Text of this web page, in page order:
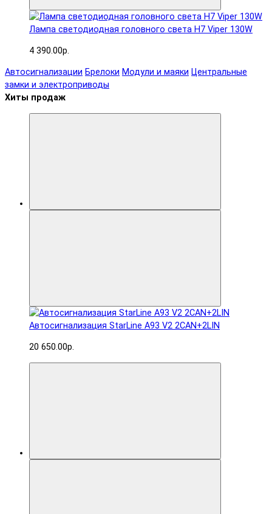
Лампа светодиодная головного света H7 Viper 130W
4 390.00р.
Автосигнализации Брелоки Модули и маяки Центральные
замки и электроприводы
Хиты продаж
Автосигнализация StarLine A93 V2 2CAN+2LIN
20 650.00р.